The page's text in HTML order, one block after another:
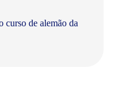
curso de alemão da